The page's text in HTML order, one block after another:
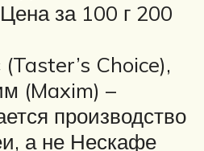
за 100 г 200
Choice),
(Maxim) –
производство
а не Нескафе